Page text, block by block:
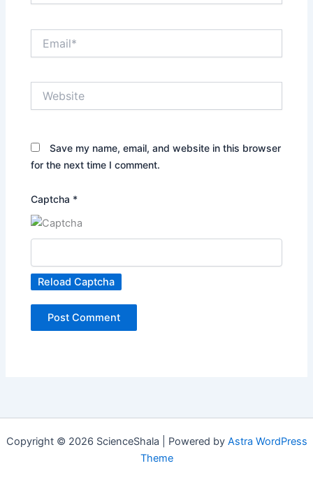
Save my name, email, and website in this browser
for the next time I comment.
Captcha *
Reload Captcha
Copyright © 2026 ScienceShala | Powered by Astra WordPress
Theme